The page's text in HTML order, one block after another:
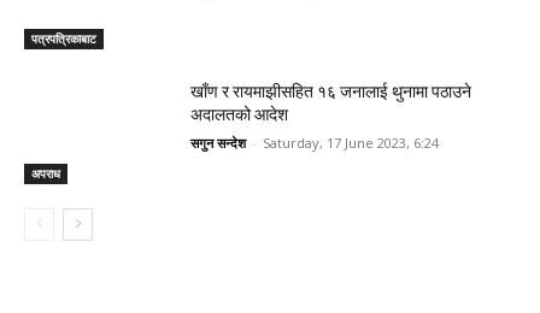
पत्रपत्रिकाबाट
अपराध
खाँण र रायमाझीसहित १६ जनालाई थुनामा पठाउने
अदालतको आदेश
सगुन सन्देश - Saturday, 17 June 2023, 6:24